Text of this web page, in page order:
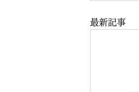
最新記事